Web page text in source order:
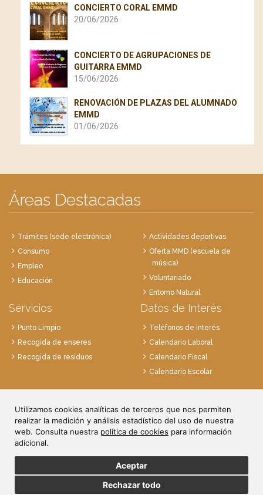
Utilizamos cookies analíticas de terceros que nos permiten
realizar la medición y análisis estadístico del uso de nuestra
web. Consulta nuestra política de cookies para información
adicional.
Aceptar
Rechazar todo
CONCIERTO CORAL EMMD
20/06/2026
CONCIERTO DE AGRUPACIONES DE
GUITARRA EMMD
15/06/2026
RENOVACIÓN DE PLAZAS DEL ALUMNADO
EMMD
01/06/2026
Áreas Destacadas
Trámites (sede electrónica)
Consumo
Empleo
Educación
Actividades deportivas
Oferta MMD (escuela de
música)
Voluntariado
Entorno Natural
Servicios
Punto Limpio
Recogida de enseres
Recogida de residuos
Datos de Interés
Teléfonos de interés
Calendario Laboral
Calendario Fiscal
Calendario Escolar
28814 Daganzo, Madrid
Tlf. 91 884 52 59
Fax. 91 884 52 92
© Ayuntamiento de Daganzo.